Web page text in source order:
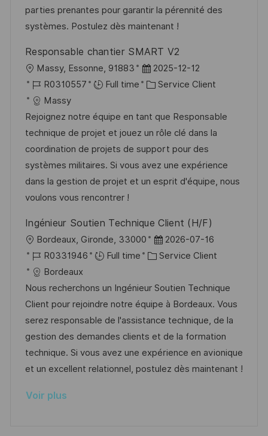
t
i
n
f
i
h
a
g
c
e
u
p
o
s
t
e
i
e
parties prenantes pour garantir la pérennité des
systèmes. Postulez dès maintenant !
Responsable chantier SMART V2
o
c
a
l
i
s
a
t
o
n
Massy, Essonne, 91883
D
a
e
d
’
a
f
c
h
e
2025-12-12
R
é
f
é
r
e
n
c
d
u
p
o
s
t
e
R0310557 Full time
C
t
é
g
o
r
Service Client
Massy
Rejoignez notre équipe en tant que Responsable
technique de projet et jouez un rôle clé dans la
coordination de projets de support pour des
systèmes militaires. Si vous avez une expérience
dans la gestion de projet et un esprit d'équipe, nous
voulons vous rencontrer !
Ingénieur Soutien Technique Client (H/F)
o
c
a
l
i
s
a
t
o
Bordeaux, Gironde, 33000
D
a
e
d
’
a
f
f
2026-07-16
R
é
f
é
r
e
n
c
d
R0331946 Full time
C
t
é
g
o
r
i
Service Client
Bordeaux
Nous recherchons un Ingénieur Soutien Technique
Client pour rejoindre notre équipe à Bordeaux. Vous
serez responsable de l'assistance technique, de la
gestion des demandes clients et de la formation
technique. Si vous avez une expérience en avionique
et un excellent relationnel, postulez dès maintenant !
Voir plus